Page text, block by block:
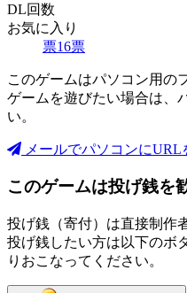
DL回数
お気に入り
票16票
このゲームはパソコン用の
ゲームを遊びたい場合は、
い。
メールでパソコンにURL
このゲームは投げ銭を
投げ銭（寄付）は直接制作
投げ銭したい方は以下のボ
りおこなってください。